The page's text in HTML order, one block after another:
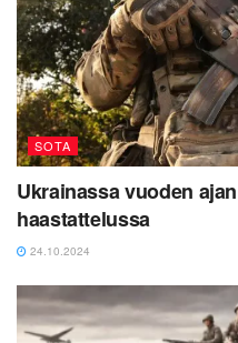
SOTA
Ukrainassa vuoden
haastattelussa
24.10.2024